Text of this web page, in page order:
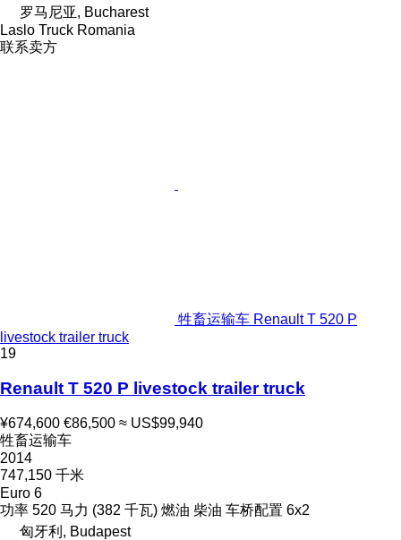
罗马尼亚, Bucharest
Laslo Truck Romania
联系卖方
牲畜运输车 Renault T 520 P
livestock trailer truck
19
Renault T 520 P livestock trailer truck
¥674,600 €86,500 ≈ US$99,940
牲畜运输车
2014
747,150 千米
Euro 6
功率 520 马力 (382 千瓦) 燃油 柴油 车桥配置 6x2
匈牙利, Budapest